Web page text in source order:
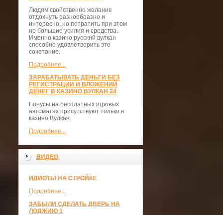
Людям свойственно желание
отдохнуть разнообразно и
интересно, но потратить при этом
не большие усилия и средства.
Именно казино русский вулкан
способно удовлетворить это
сочетание.
Подробнее...
ЗАРАБАТЫВАТЬ ДЕНЬГИ БЕЗ
РЕГИСТРАЦИИ И ВЛОЖЕНИЙ
ДЕНЕГ В КАЗИНО ВУЛКАН 24
Бонусы на бесплатных игровых
автоматах присутствуют только в
казино Вулкан.
Подробнее...
ВИДЕО
ИДИОТЫ НА СТРОЙКЕ
Подробнее...
ЗАБЫЛИ СДЕЛАТЬ ДВЕРЬ НА
ЛОДЖИЮ 1